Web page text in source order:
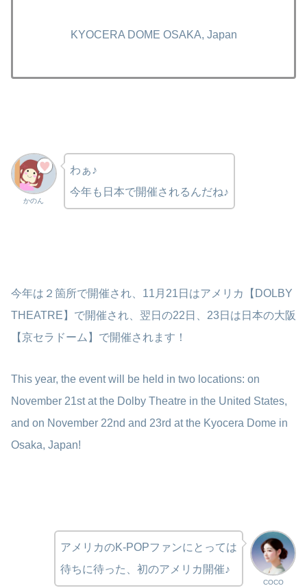
KYOCERA DOME OSAKA, Japan
かのん
わぁ♪
今年も日本で開催されるんだね♪
今年は２箇所で開催され、11月21日はアメリカ【DOLBY
THEATRE】で開催され、翌日の22日、23日は日本の大阪
【京セラドーム】で開催されます！
This year, the event will be held in two locations: on
November 21st at the Dolby Theatre in the United States,
and on November 22nd and 23rd at the Kyocera Dome in
Osaka, Japan!
COCO
アメリカのK-POPファンにとっては
待ちに待った、初のアメリカ開催♪